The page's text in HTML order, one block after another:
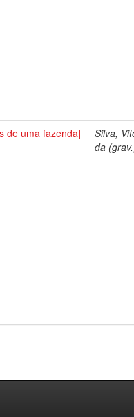
de uma fazenda]
Silva,
da